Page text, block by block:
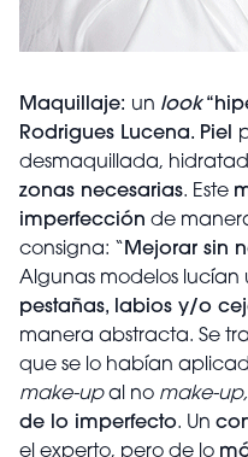
Maquillaje: un look
Rodrigues Lucena. Piel
desmaquillada,
zonas necesarias. Este
imperfección de
consigna: “ Mejorar sin
Algunas modelos lucían
pestañas, labios y/o
manera abstracta. Se
que se lo habían
make-upal no make-up,
de lo imperfecto. Un
el experto, pero de lo